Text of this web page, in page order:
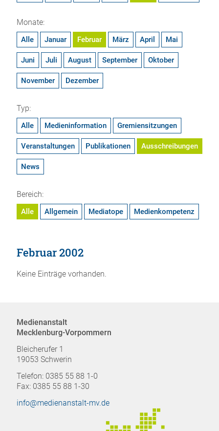
Monate:
Alle Januar Februar März April Mai
Juni Juli August September Oktober
November Dezember
Typ:
Alle Medieninformation Gremiensitzungen
Veranstaltungen Publikationen Ausschreibungen
News
Bereich:
Alle Allgemein Mediatope Medienkompetenz
Februar 2002
Keine Einträge vorhanden.
Medienanstalt
Mecklenburg-Vorpommern
Bleicherufer 1
19053 Schwerin
Telefon: 0385 55 88 1-0
Fax: 0385 55 88 1-30
info@medienanstalt-mv.de